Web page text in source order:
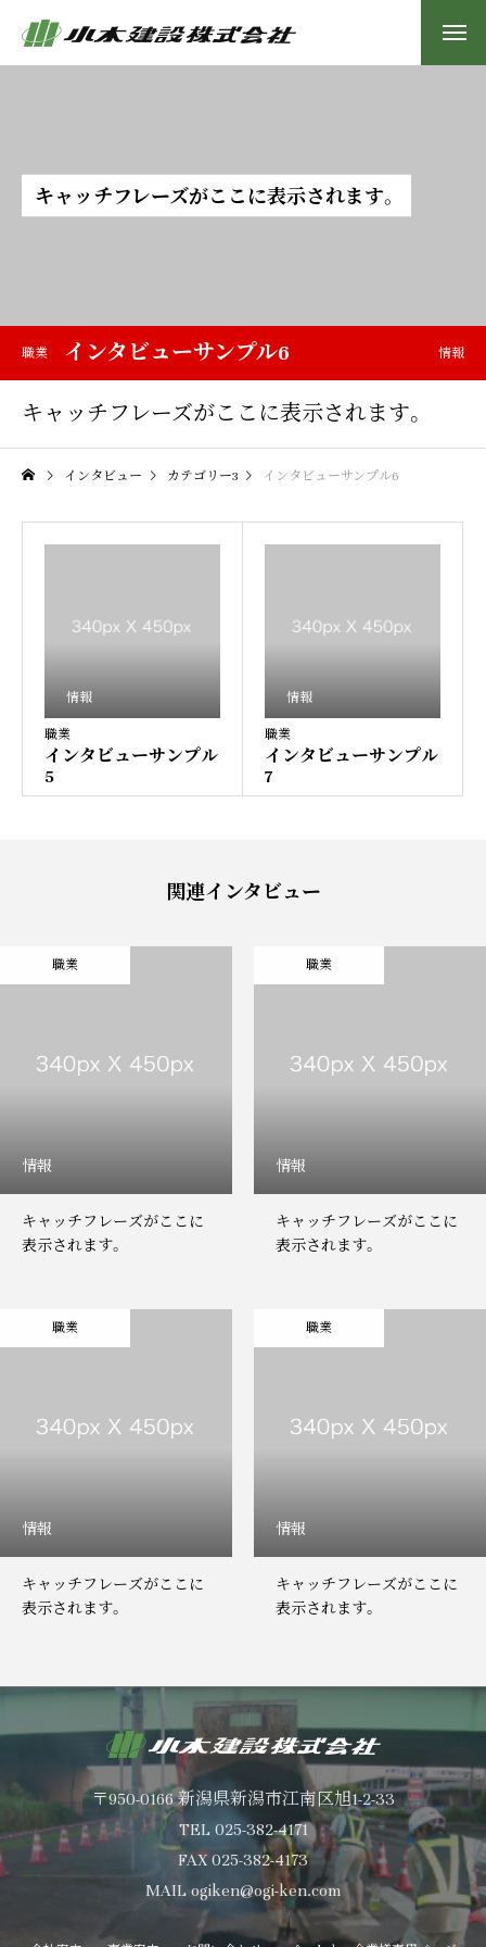
事業案内 仕事を知る
キャ ッ チフレーズがこ こ に表示されます。
職業 インタビューサンプル6 情報
キャッチフレーズがここに表示されます。
インタビュー カテゴリー3 インタビューサンプル6
職業
インタビューサンプル
5
情報
職業
インタビューサンプル
7
情報
関連インタビュー
職業
情報
キャッチフレーズがここに
表示されます。
職業
情報
キャッチフレーズがここに
表示されます。
職業
情報
キャッチフレーズがここに
表示されます。
職業
情報
キャッチフレーズがここに
表示されます。
〒950-0166 新潟県新潟市江南区旭1-2-33
TEL 025-382-4171
FAX 025-382-4173
MAIL ogiken@ogi-ken.com